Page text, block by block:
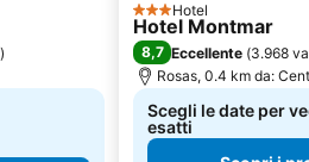
Mercado semanal
Cala Rovira
La Ciutadella
Cala Montjoi
)
3 StelleHotel
Hotel Montmar
8,7 Eccellente (3.968
Rosas, 0.4 km da:
Scegli le date per
esatti